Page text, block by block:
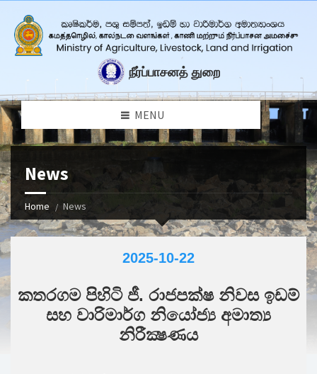
நீர்ப்பாசனத் துறை
MENU
News
Home News
2025-10-22
කතරගම පිහිටි ජී. රාජපක්ෂ නිවස ඉඩම්
සහ වාරිමාර්ග නියෝජ්‍ය අමාත්‍ය
නිරීක්‍ෂණය